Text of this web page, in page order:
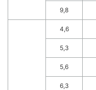
9,8
4,6
5,3
5,6
6,3